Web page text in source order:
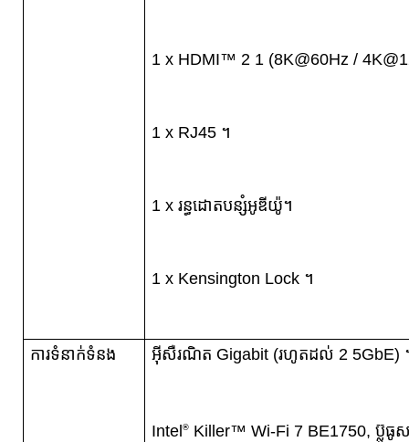
1 x HDMI™ 2 1 (8K@60Hz /
1 x RJ45 ។
1 x រន្ធដោតបន្សំអូឌីយ៉ូ។
1 x Kensington Lock ។
ការទំនាក់ទំនង អ៊ីសឺរណិត Gigabit (រហូតដល់ 2 5GbE)
Intel ®Killer™ Wi-Fi 7 BE1750, ប៊្លូធូ